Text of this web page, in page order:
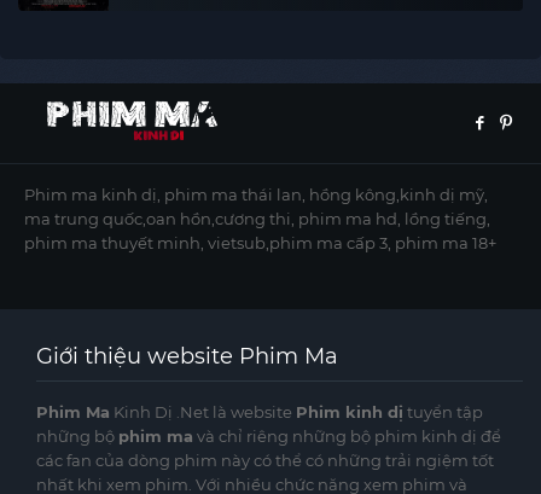
Phim ma kinh dị, phim ma thái lan, hồng kông,kinh dị mỹ,
ma trung quốc,oan hồn,cương thi, phim ma hd, lồng tiếng,
phim ma thuyết minh, vietsub,phim ma cấp 3, phim ma 18+
Giới thiệu website Phim Ma
Phim Ma Kinh Dị .Net là website Phim kinh dị tuyển tập
những bộ phim ma và chỉ riêng những bộ phim kinh dị để
các fan của dòng phim này có thể có những trải ngiệm tốt
nhất khi xem phim. Với nhiều chức năng xem phim và